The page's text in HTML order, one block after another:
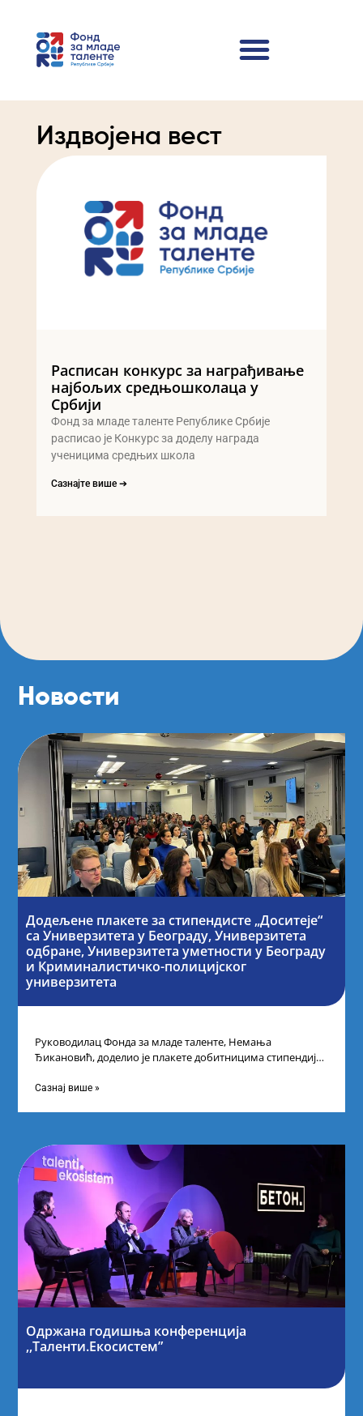
Издвојена вест
Расписан конкурс за награђивање
најбољих средњошколаца у
Србији
Фонд за младе таленте Републике Србије
расписао је Конкурс за доделу награда
ученицима средњих школа
Сазнајте више ➔
Новости
Додељене плакете за стипендисте „Доситеје“
са Универзитета у Београду, Универзитета
одбране, Универзитета уметности у Београду
и Криминалистичко-полицијског
универзитета
Руководилац Фонда за младе таленте, Немања
Ђикановић, доделио је плакете добитницима стипендије
технолошком парку
Сазнај више »
Одржана годишња конференција
,,Таленти.Екосистем”